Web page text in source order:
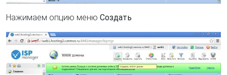
Нажимаем опцию меню Создать